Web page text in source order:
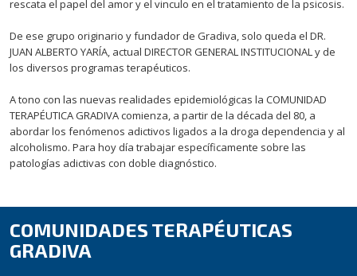
rescata el papel del amor y el vinculo en el tratamiento de la psicosis.
De ese grupo originario y fundador de Gradiva, solo queda el DR.
JUAN ALBERTO YARÍA, actual DIRECTOR GENERAL INSTITUCIONAL y de
los diversos programas terapéuticos.
A tono con las nuevas realidades epidemiológicas la COMUNIDAD
TERAPÉUTICA GRADIVA comienza, a partir de la década del 80, a
abordar los fenómenos adictivos ligados a la droga dependencia y al
alcoholismo. Para hoy día trabajar específicamente sobre las
patologías adictivas con doble diagnóstico.
COMUNIDADES TERAPÉUTICAS
GRADIVA